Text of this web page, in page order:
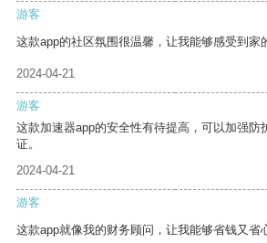
游客
这款app的社区氛围很温馨，让我能够感受到家
2024-04-21
游客
这款加速器app的安全性有待提高，可以加强防
证。
2024-04-21
游客
这款app就像我的财务顾问，让我能够省钱又省